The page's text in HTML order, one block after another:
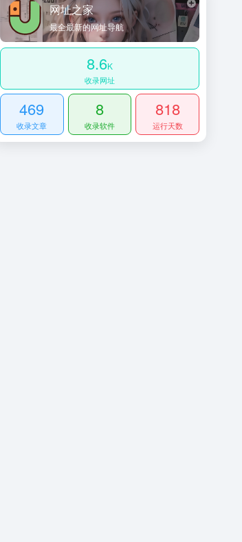
网址之家
最全最新的网址导航
8.6K
收录网址
469
收录文章
8
收录软件
818
运行天数